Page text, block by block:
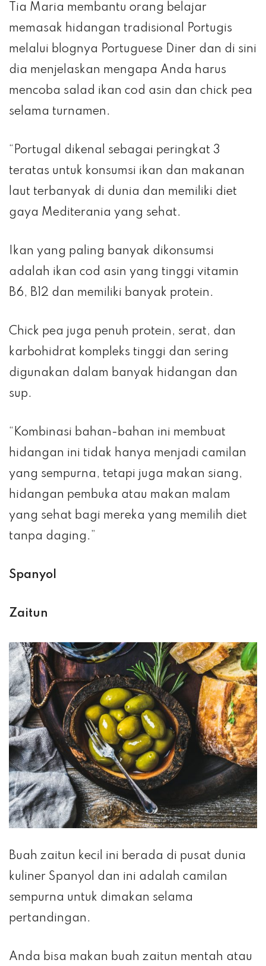
Tia Maria membantu orang belajar
memasak hidangan tradisional Portugis
melalui blognya Portuguese Diner dan di sini
dia menjelaskan mengapa Anda harus
mencoba salad ikan cod asin dan chick pea
selama turnamen.
“Portugal dikenal sebagai peringkat 3
teratas untuk konsumsi ikan dan makanan
laut terbanyak di dunia dan memiliki diet
gaya Mediterania yang sehat.
Ikan yang paling banyak dikonsumsi
adalah ikan cod asin yang tinggi vitamin
B6, B12 dan memiliki banyak protein.
Chick pea juga penuh protein, serat, dan
karbohidrat kompleks tinggi dan sering
digunakan dalam banyak hidangan dan
sup.
“Kombinasi bahan-bahan ini membuat
hidangan ini tidak hanya menjadi camilan
yang sempurna, tetapi juga makan siang,
hidangan pembuka atau makan malam
yang sehat bagi mereka yang memilih diet
tanpa daging.”
Spanyol
Zaitun
Buah zaitun kecil ini berada di pusat dunia
kuliner Spanyol dan ini adalah camilan
sempurna untuk dimakan selama
pertandingan.
Anda bisa makan buah zaitun mentah atau